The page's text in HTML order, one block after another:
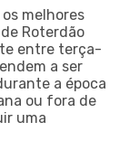
os melhores
de Roterdão
entre terça-
a ser
a época
ou fora de
uma